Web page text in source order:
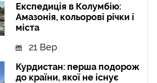
Експедиція в Колумбію:
Амазонія, кольорові річки і
міста
21 Вер
Курдистан: перша подорож
до країни, якої не існує